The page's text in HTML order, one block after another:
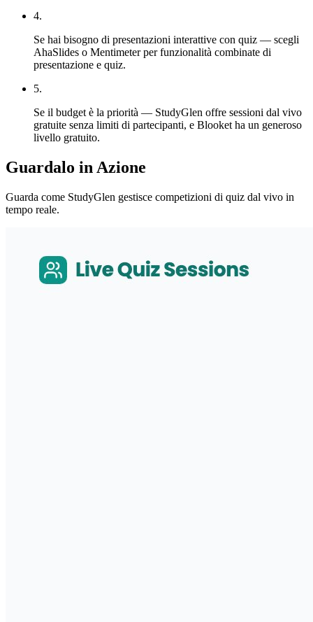
4.
Se hai bisogno di presentazioni interattive con quiz — scegli
AhaSlides o Mentimeter per funzionalità combinate di
presentazione e quiz.
5.
Se il budget è la priorità — StudyGlen offre sessioni dal vivo
gratuite senza limiti di partecipanti, e Blooket ha un generoso
livello gratuito.
Guardalo in Azione
Guarda come StudyGlen gestisce competizioni di quiz dal vivo in
tempo reale.